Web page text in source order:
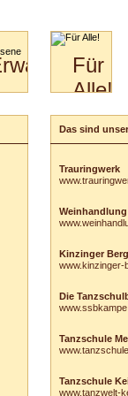
Für
Alle!
Bilder
Download
Video
Partner
Das sind
Trauringwerk
Kinzinger
www.kinzinger-
Die
Tanzschule
Tanzschule
www.tanzwelt-